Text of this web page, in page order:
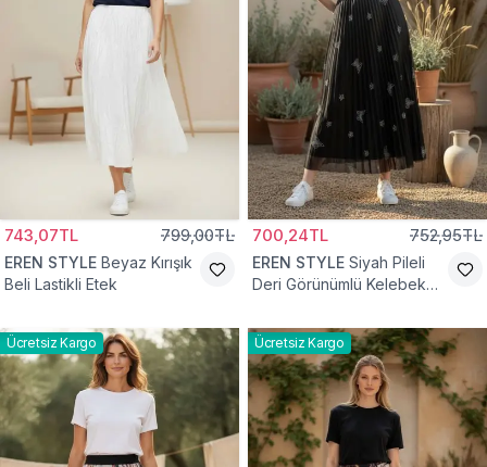
743,07TL 799,00TL
EREN STYLE Beyaz Kırışık
Beli Lastikli Etek
700,24TL 752,95TL
EREN STYLE Siyah Pileli
Deri Görünümlü Kelebek
Viskon Etek
Ücretsiz Kargo Ücretsiz Kargo